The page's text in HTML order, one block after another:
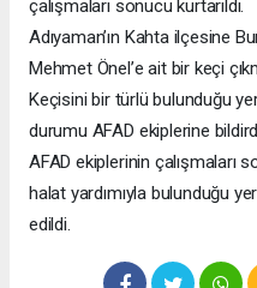
çalışmaları sonucu kurtarıldı.
Adıyaman’ın Kahta ilçesine
Mehmet Önel’e ait bir keçi
Keçisini bir türlü bulunduğu
durumu AFAD ekiplerine
AFAD ekiplerinin çalışmaları
halat yardımıyla bulunduğu
edildi.